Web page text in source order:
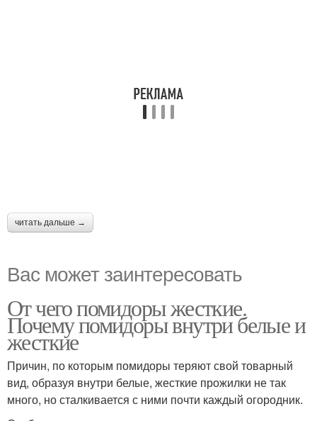
читать дальше →
Вас может заинтересовать
От чего помидоры жесткие.
Почему помидоры внутри белые и
жесткие
Причин, по которым помидоры теряют свой товарный
вид, образуя внутри белые, жесткие прожилки не так
много, но сталкивается с ними почти каждый огородник.